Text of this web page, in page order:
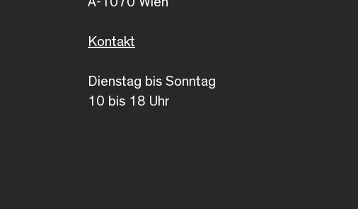
Kontakt
Dienstag bis Sonntag
10 bis 18 Uhr